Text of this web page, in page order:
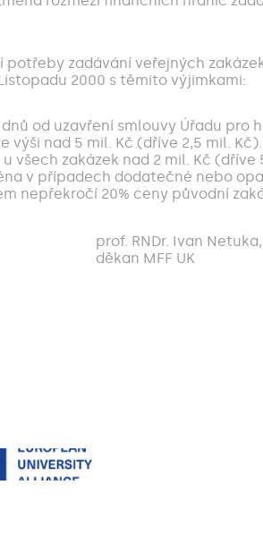
zadávání veřejných
2000 s těmito výjimkami:
od uzavření smlouvy Úřadu pro
výši nad 5 mil. Kč (dříve 2,5 mil. Kč).
všech zakázek nad 2 mil. Kč (dříve
v případech dodatečné nebo
nepřekročí 20% ceny původní
prof. RNDr. Ivan Netuka,
děkan MFF UK